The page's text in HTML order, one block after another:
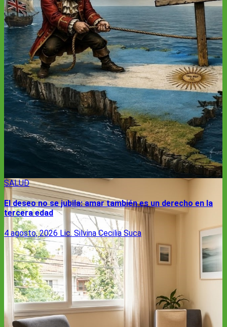
SALUD
El deseo no se jubila: amar también es un derecho en la
tercera edad
4 agosto, 2026 Lic. Silvina Cecilia Suca